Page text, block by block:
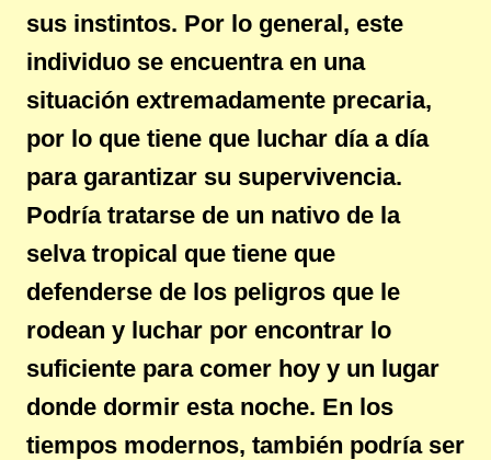
sus instintos. Por lo general, este
individuo se encuentra en una
situación extremadamente precaria,
por lo que tiene que luchar día a día
para garantizar su supervivencia.
Podría tratarse de un nativo de la
selva tropical que tiene que
defenderse de los peligros que le
rodean y luchar por encontrar lo
suficiente para comer hoy y un lugar
donde dormir esta noche. En los
tiempos modernos, también podría ser